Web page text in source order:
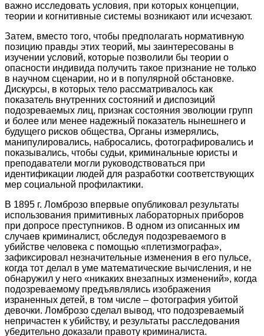
важно исследовать условия, при которых концепции,
теории и когнитивные системы возникают или исчезают.
Затем, вместо того, чтобы предполагать нормативную
позицию правды этих теорий, мы заинтересованы в
изучении условий, которые позволили бы теории о
опасности индивида получить такое признание не только
в научном сценарии, но и в популярной обстановке.
Дискурсы, в которых тело рассматривалось как
показатель внутренних состояний и диспозиций
подозреваемых лиц, признак состояния эволюции групп
и более или менее надежный показатель нынешнего и
будущего рисков общества, Органы измерялись,
манипулировались, набросались, фотографировались и
показывались, чтобы судьи, криминальные юристы и
преподаватели могли руководствоваться при
идентификации людей для разработки соответствующих
мер социальной профилактики.
В 1895 г. Ломброзо впервые опубликовал результаты
использования примитивных лабораторных приборов
при допросе преступников. В одном из описанных им
случаев криминалист, обследуя подозреваемого в
убийстве человека с помощью «плетизмографа»,
зафиксировал незначительные изменения в его пульсе,
когда тот делал в уме математические вычисления, и не
обнаружил у него «никаких внезапных изменений», когда
подозреваемому предъявлялись изображения
израненных детей, в том числе – фотография убитой
девочки. Ломброзо сделал вывод, что подозреваемый
непричастен к убийству, и результаты расследования
убедительно доказали правоту криминалиста.